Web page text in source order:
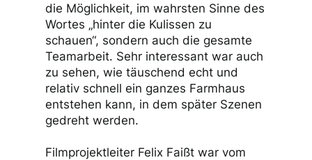
die Möglichkeit, im wahrsten Sinne des
Wortes „hinter die Kulissen zu
schauen“, sondern auch die gesamte
Teamarbeit. Sehr interessant war auch
zu sehen, wie täuschend echt und
relativ schnell ein ganzes Farmhaus
entstehen kann, in dem später Szenen
gedreht werden.
Filmprojektleiter Felix Faißt war vom